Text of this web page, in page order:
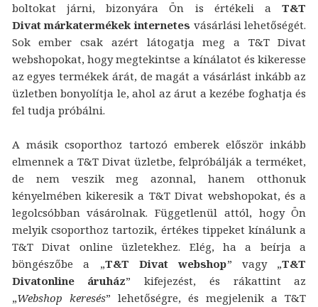
boltokat járni, bizonyára Ön is értékeli aT&T
Divat márkatermékek internetes vásárlási lehetőségét.
Sok ember csak azért látogatja meg a T&T Divat
webshopokat, hogy megtekintse a kínálatot és kikeresse
az egyes termékek árát, de magát a vásárlást inkább az
üzletben bonyolítja le, ahol az árut a kezébe foghatja és
fel tudja próbálni.
A másik csoporthoz tartozó emberek először inkább
elmennek a T&T Divat üzletbe, felpróbálják a terméket,
de nem veszik meg azonnal, hanem otthonuk
kényelmében kikeresik a T&T Divat webshopokat, és a
legolcsóbban vásárolnak. Függetlenül attól, hogy Ön
melyik csoporthoz tartozik, értékes tippeket kínálunk a
T&T Divat online üzletekhez. Elég, ha a beírja a
böngészőbe a „T&T Divat webshop” vagy „T&T
Divatonline áruház” kifejezést, és rákattint az
„Webshop keresés” lehetőségre, és megjelenik a T&T